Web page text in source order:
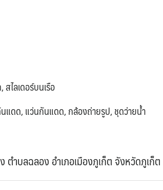
ไลเดอร์บนเรือ
แดด, แว่นกันแดด, กล้องถ่ายรูป, ชุดว่ายน้ำ
ตำบลฉลอง อำเภอเมืองภูเก็ต จังหวัดภูเก็ต